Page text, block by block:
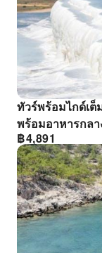
ทัวร์พร้อมไกด์เต็
พร้อมอาหารกลา
฿4,891